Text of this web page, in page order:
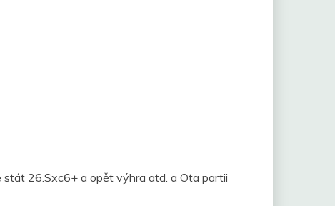
stát 26.Sxc6+ a opět výhra atd. a Ota partii